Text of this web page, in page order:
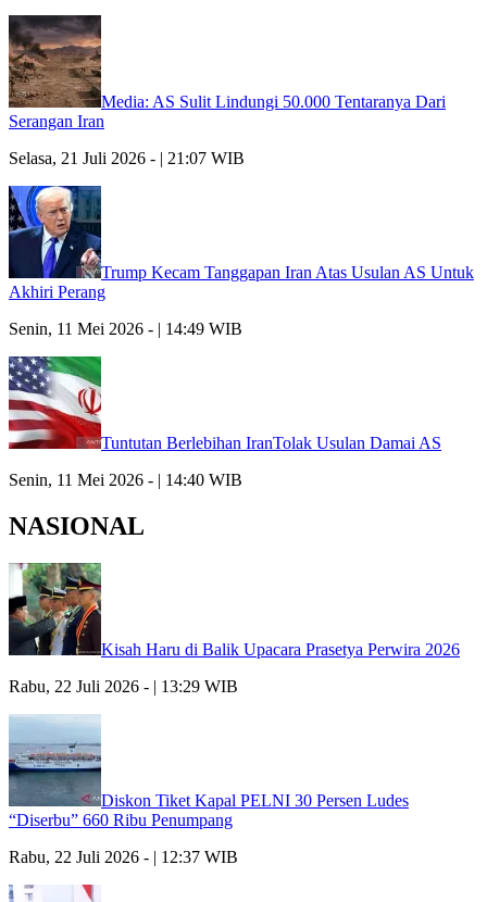
Media: AS Sulit Lindungi 50.000 Tentaranya Dari
Serangan Iran
Selasa, 21 Juli 2026 - | 21:07 WIB
Trump Kecam Tanggapan Iran Atas Usulan AS Untuk
Akhiri Perang
Senin, 11 Mei 2026 - | 14:49 WIB
Tuntutan Berlebihan IranTolak Usulan Damai AS
Senin, 11 Mei 2026 - | 14:40 WIB
NASIONAL
Kisah Haru di Balik Upacara Prasetya Perwira 2026
Rabu, 22 Juli 2026 - | 13:29 WIB
Diskon Tiket Kapal PELNI 30 Persen Ludes
“Diserbu” 660 Ribu Penumpang
Rabu, 22 Juli 2026 - | 12:37 WIB